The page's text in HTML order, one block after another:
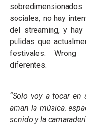
sociales, no hay
del streaming, y
pulidas que
festivales. Wrong
diferentes.
“Solo voy a tocar en
aman la música,
sonido y la